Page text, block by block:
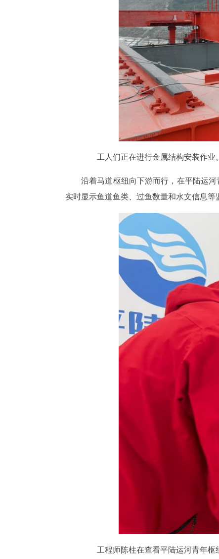
工人们正在进行金属结构安装作业
沿着马道枢纽向下游而行，在平陆运
实时显示鱼道鱼类、过鱼数量和水文信息等
工程师陈柱在查看平陆运河青年枢